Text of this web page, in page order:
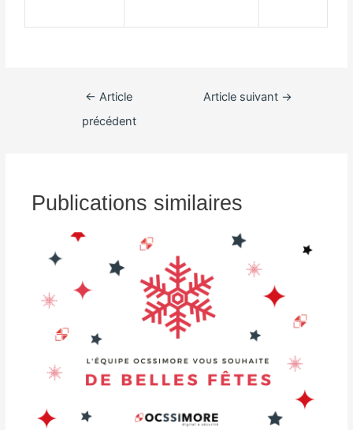
← Article
précédent
Article suivant →
Publications similaires